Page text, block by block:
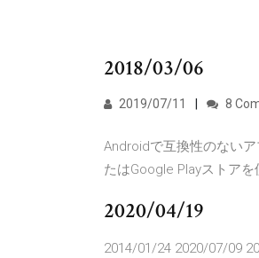
2018/03/06
2019/07/11 8
Androidで互換性のない
たはGoogle Playストア
2020/04/19
2014/01/24 2020/07/09